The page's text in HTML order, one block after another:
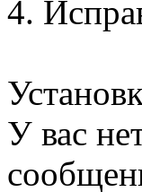
4.
У вас